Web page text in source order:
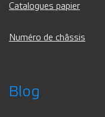
Catalogues papier
Numéro de châssis
Blog